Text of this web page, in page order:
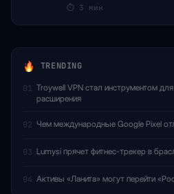
⏱ 3 мин
TRENDING
01 Troywell VPN стал инструментом
расширения
02 Чем международные Google Pixel
03 Lumysi прячет фитнес-трекер в
04 Активы «Ланита» могут перейти